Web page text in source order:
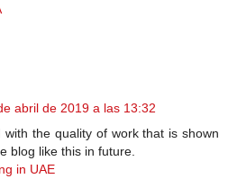
abril de 2019 a las 13:32
with the quality of work that is shown
blog like this in future.
in UAE